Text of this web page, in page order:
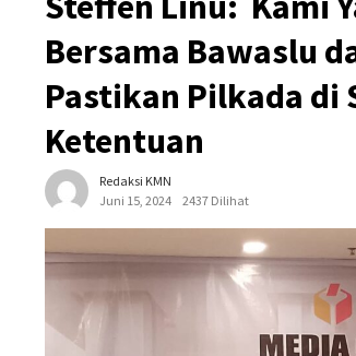
Bersama Bawaslu
Pastikan Pilkada di
Ketentuan
Redaksi KMN
Juni 15, 2024
2437 Dilihat